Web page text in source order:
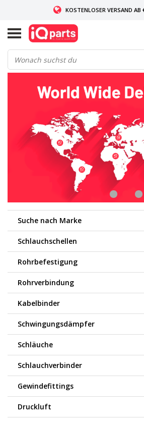
KOSTENLOSER VERSAND AB
WENN AUF LAGER: VOR 14:00 UHR BESTELLT,
WELTWEITE
Suche nach Marke
Schlauchschellen
Rohrbefestigung
Rohrverbindung
Kabelbinder
Schwingungsdämpfer
Schläuche
Schlauchverbinder
Gewindefittings
Druckluft